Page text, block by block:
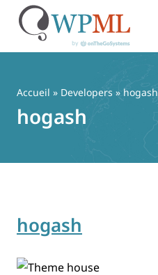
contenu
Accueil » Developers » hogash
hogash
hogash